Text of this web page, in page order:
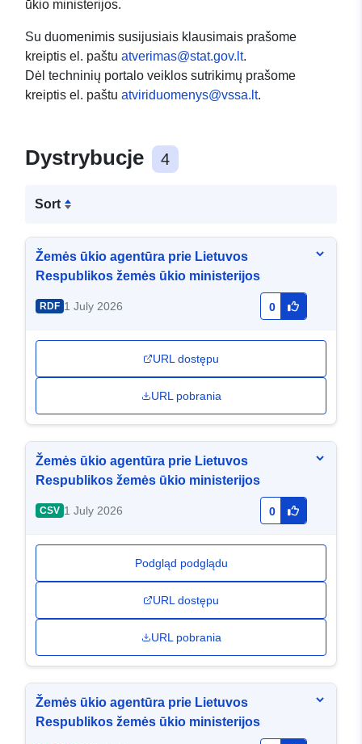
ūkio ministerijos.
Su duomenimis susijusiais klausimais prašome
kreiptis el. paštu atverimas@stat.gov.lt.
Dėl techninių portalo veiklos sutrikimų prašome
kreiptis el. paštu atviriduomenys@vssa.lt.
Dystrybucje 4
Sort
Žemės ūkio agentūra prie Lietuvos
Respublikos žemės ūkio ministerijos
RDF 1 July 2026 0
URL dostępu
URL pobrania
Žemės ūkio agentūra prie Lietuvos
Respublikos žemės ūkio ministerijos
CSV 1 July 2026 0
Podgląd podglądu
URL dostępu
URL pobrania
Žemės ūkio agentūra prie Lietuvos
Respublikos žemės ūkio ministerijos